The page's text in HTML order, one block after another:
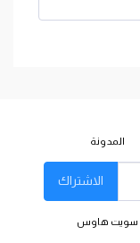
المدونة
الاشتراك
سويت هاوس